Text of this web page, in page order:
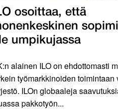
osoittaa, että
umpikujassa
alainen ILO on ehdottomasti
työmarkkinoiden toimintaan
ILOn globaaleja
pakkotyön...